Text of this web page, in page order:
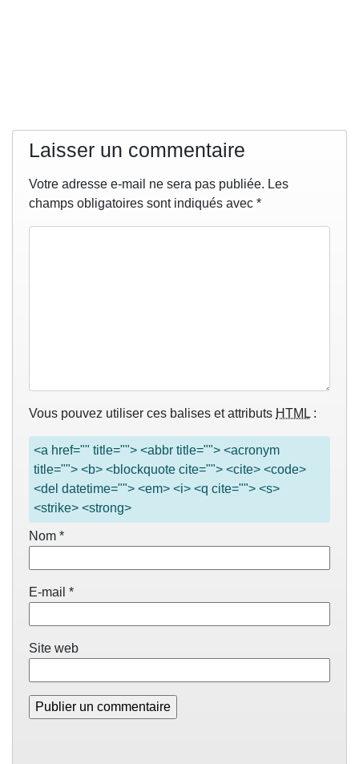
Laisser un commentaire
Votre adresse e-mail ne sera pas publiée. Les
champs obligatoires sont indiqués avec *
Vous pouvez utiliser ces balises et attributs HTML :
<a href="" title=""> <abbr title=""> <acronym
title=""> <b> <blockquote cite=""> <cite> <code>
<del datetime=""> <em> <i> <q cite=""> <s>
<strike> <strong>
Nom *
E-mail *
Site web